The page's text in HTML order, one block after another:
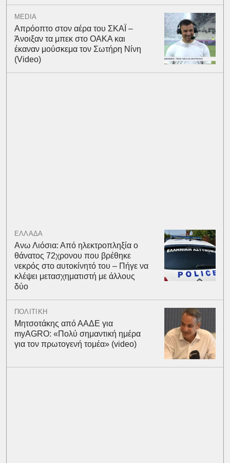
MEDIA
Απρόοπτο στον αέρα του ΣΚΑΪ –
Άνοιξαν τα μπεκ στο ΟΑΚΑ και
έκαναν μούσκεμα τον Σωτήρη Νίνη
(Video)
ΕΛΛΑΔΑ
Ανω Λιόσια: Από ηλεκτροπληξία ο
θάνατος 72χρονου που βρέθηκε
νεκρός στο αυτοκίνητό του – Πήγε να
κλέψει μετασχηματιστή με άλλους
δύο
ΠΟΛΙΤΙΚΗ
Μητσοτάκης από ΑΑΔΕ για
myAGRO: «Πολύ σημαντική ημέρα
για τον πρωτογενή τομέα» (video)